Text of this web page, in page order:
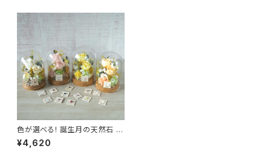
色が選べる! 誕生月の天然石 fl
owerdome -Pastel Colors
-
¥4,620